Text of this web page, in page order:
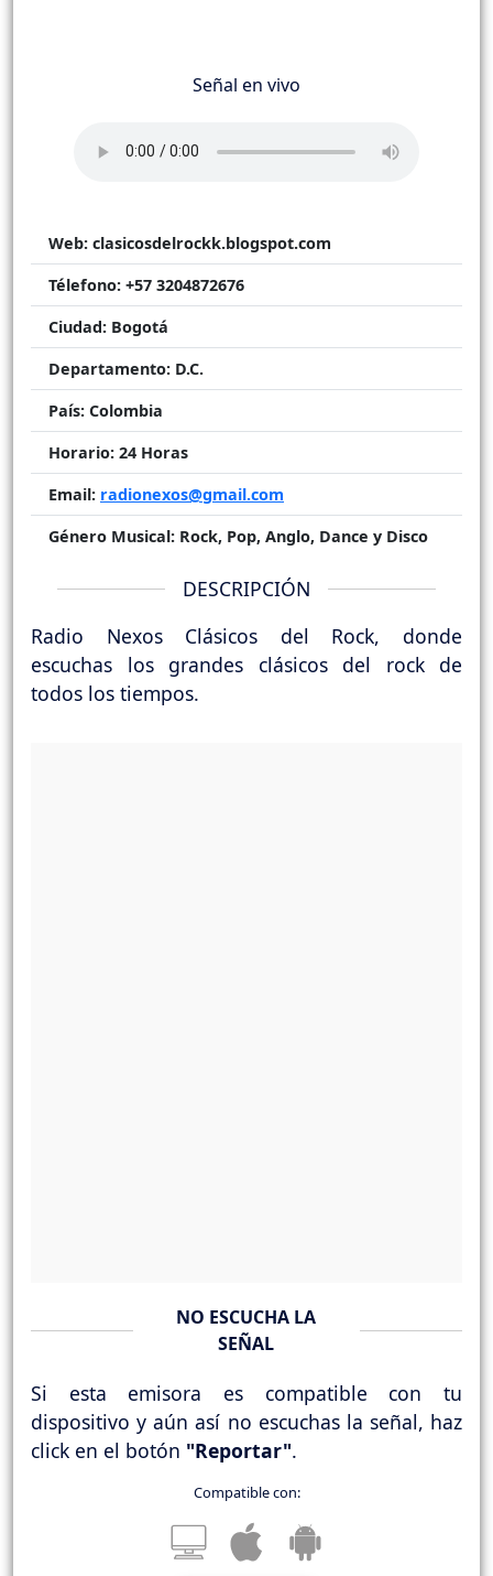
Señal en vivo
Web: clasicosdelrockk.blogspot.com
Télefono: +57 3204872676
Ciudad: Bogotá
Departamento: D.C.
País: Colombia
Horario: 24 Horas
Email: radionexos@gmail.com
Género Musical: Rock, Pop, Anglo, Dance y Disco
DESCRIPCIÓN
Radio Nexos Clásicos del Rock, donde
escuchas los grandes clásicos del rock de
todos los tiempos.
NO ESCUCHA LA
SEÑAL
Si esta emisora es compatible con tu
dispositivo y aún así no escuchas la señal, haz
click en el botón "Reportar".
Compatible con: